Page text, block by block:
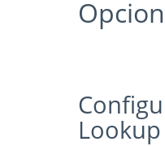
Configuración de
Lookup